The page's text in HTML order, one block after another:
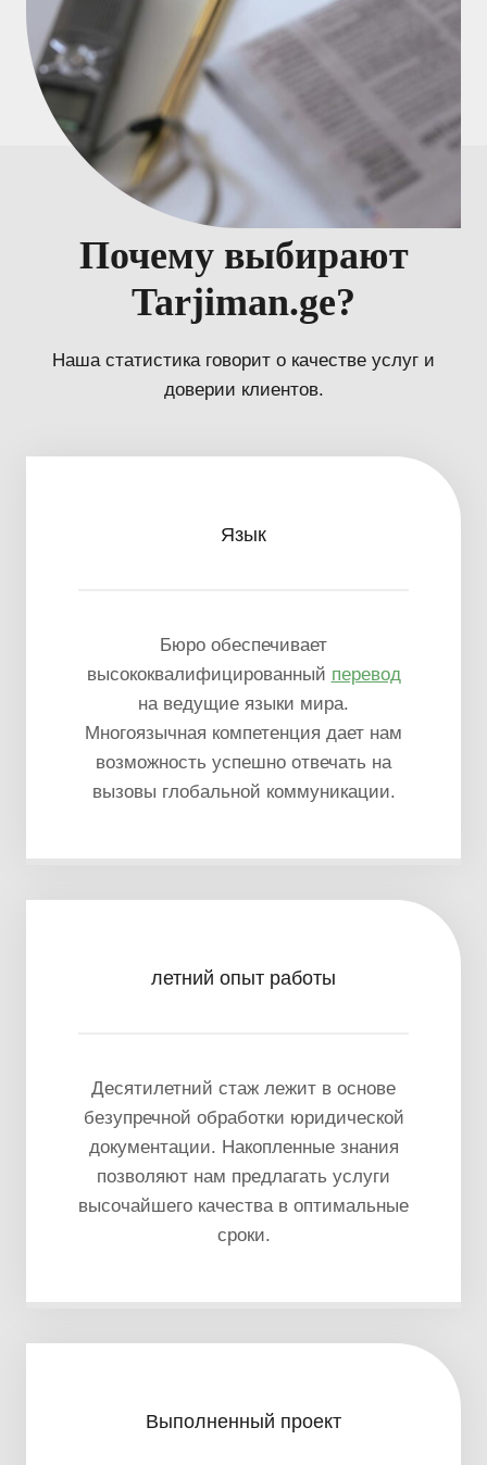
Почему выбирают
Tarjiman.ge?
Наша статистика говорит о качестве услуг и
доверии клиентов.
Язык
Бюро обеспечивает
высококвалифицированный перевод
на ведущие языки мира.
Многоязычная компетенция дает нам
возможность успешно отвечать на
вызовы глобальной коммуникации.
летний опыт работы
Десятилетний стаж лежит в основе
безупречной обработки юридической
документации. Накопленные знания
позволяют нам предлагать услуги
высочайшего качества в оптимальные
сроки.
Выполненный проект